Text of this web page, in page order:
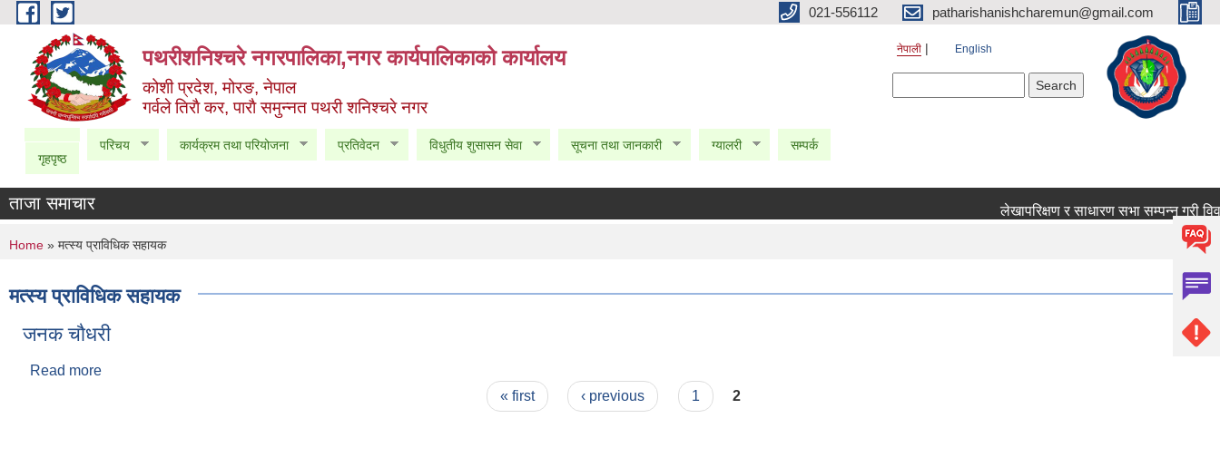
Skip to main content 021-556112 patharishanishcharemun@gmail.com
पथरीशनिश्चरे नगरपालिका,नगर कार्यपालिकाको कार्यालय
कोशी प्रदेश, मोरङ, नेपाल
गर्वले तिराै कर, पाराै समुन्नत पथरी शनिश्चरे नगर
नेपाली English
गृहपृष्ठ
परिचय कार्यक्रम तथा परियोजना प्रतिवेदन विधुतीय शुसासन सेवा सूचना तथा जानकारी ग्यालरी सम्पर्क
ताजा समाचार लेखापरिक्षण र साधारण सभा सम्पन्न गरी
You are here
Home » मत्स्य प्राविधिक सहायक
मत्स्य प्राविधिक सहायक
जनक चौधरी
Read more
« first ‹ previous 1 2